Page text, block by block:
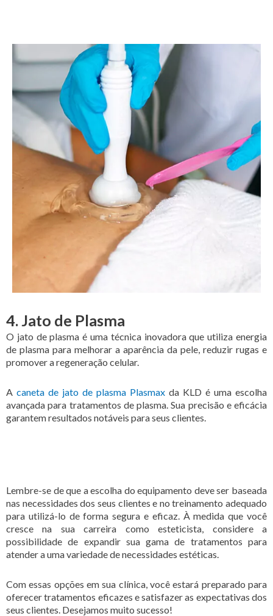
4. Jato de Plasma
O jato de plasma é uma técnica inovadora que utiliza energia
de plasma para melhorar a aparência da pele, reduzir rugas e
promover a regeneração celular.
A caneta de jato de plasma Plasmax da KLD é uma escolha
avançada para tratamentos de plasma. Sua precisão e eficácia
garantem resultados notáveis para seus clientes.
Lembre-se de que a escolha do equipamento deve ser baseada
nas necessidades dos seus clientes e no treinamento adequado
para utilizá-lo de forma segura e eficaz. À medida que você
cresce na sua carreira como esteticista, considere a
possibilidade de expandir sua gama de tratamentos para
atender a uma variedade de necessidades estéticas.
Com essas opções em sua clínica, você estará preparado para
oferecer tratamentos eficazes e satisfazer as expectativas dos
seus clientes. Desejamos muito sucesso!